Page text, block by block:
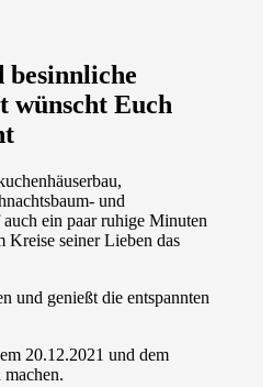
besinnliche
wünscht Euch
und
ein paar ruhige Minuten
Kreise seiner Lieben das
und genießt die entspannten
20.12.2021 und dem